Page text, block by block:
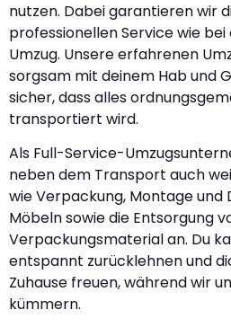
nutzen. Dabei garantieren wir
professionellen Service wie
Umzug. Unsere erfahrenen
sorgsam mit deinem Hab und
sicher, dass alles
transportiert wird.
Als Full-Service-
neben dem Transport auch
wie Verpackung, Montage und
Möbeln sowie die Entsorgung
Verpackungsmaterial an. Du
entspannt zurücklehnen und
Zuhause freuen, während wir
kümmern.